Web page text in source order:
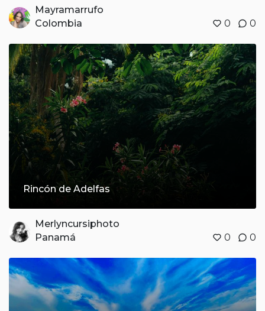
Mayramarrufo
Colombia
0 0
Rincón de Adelfas
Merlyncursiphoto
Panamá
0 0